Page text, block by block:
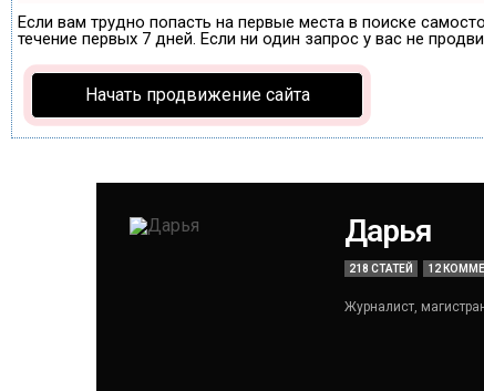
Если вам трудно попасть на первые места в поиске
течение первых 7 дней. Если ни один запрос у вас не
Начать продвижение сайта
Дарья
218 СТАТЕЙ 12
Журналист,